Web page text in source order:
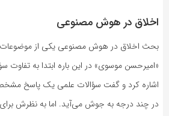
اخلاق در هوش مصنوعی
بحث اخلاق در هوش مصنوعی یکی از موضوعات
«امیرحسن موسوی» در این باره ابتدا به
اشاره کرد و گفت سؤالات علمی یک پاسخ
در چند درجه به جوش می‌آید. اما به نظرش